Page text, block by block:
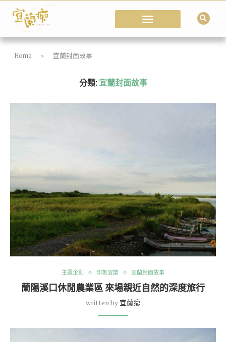
Home » 宜蘭封面故事
分類: 宜蘭封面故事
主題企劃 印象宜蘭 宜蘭封面故事
蘭陽溪口休閒農業區 來場親近自然的深度旅行
written by 宜蘭癡